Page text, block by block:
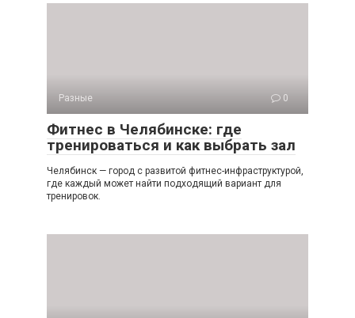
Разные 0
Фитнес в Челябинске: где
тренироваться и как выбрать зал
Челябинск — город с развитой фитнес-инфраструктурой,
где каждый может найти подходящий вариант для
тренировок.